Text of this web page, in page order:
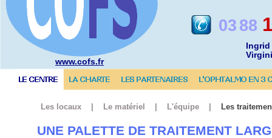
www.cofs.fr
03 88
Les locaux | Le matériel | L'équipe | Les
UNE PALETTE DE TRAITEMENT